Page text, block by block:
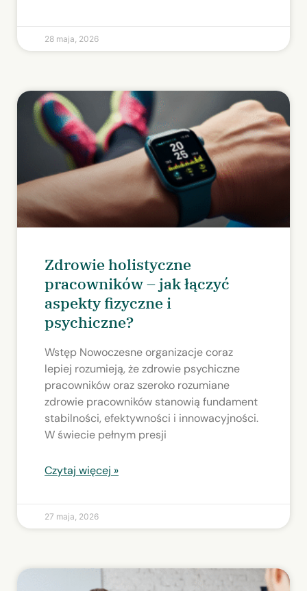
28 maja, 2026
Zdrowie holistyczne
pracowników – jak łączyć
aspekty fizyczne i
psychiczne?
Wstęp Nowoczesne organizacje coraz
lepiej rozumieją, że zdrowie psychiczne
pracowników oraz szeroko rozumiane
zdrowie pracowników stanowią fundament
stabilności, efektywności i innowacyjności.
W świecie pełnym presji
Czytaj więcej »
27 maja, 2026